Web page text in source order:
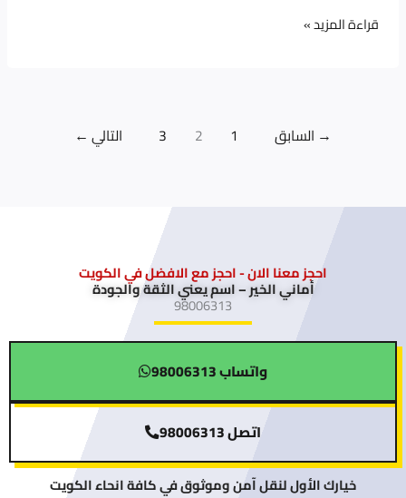
قراءة المزيد »
→ السابق 1
2
3 التالي ←
احجز معنا الان - احجز مع الافضل في الكويت
أماني الخير – اسم يعني الثقة والجودة
98006313
واتساب 98006313
اتصل 98006313
خيارك الأول لنقل آمن وموثوق في كافة انحاء الكويت